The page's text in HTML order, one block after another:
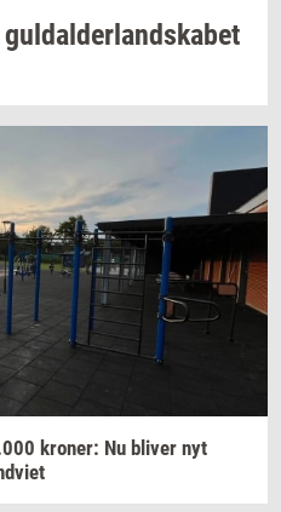
gul­dal­der­land­ska­bet
kro­ner: Nu bli­ver nyt